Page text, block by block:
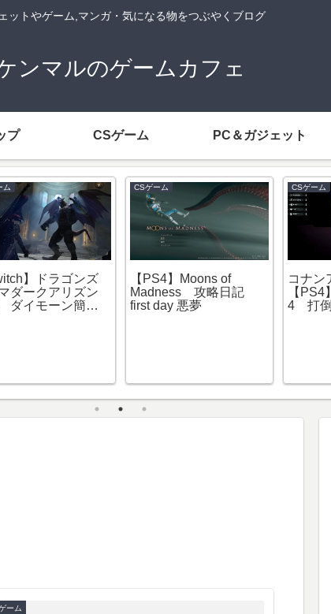
ットやゲーム,マンガ・気になる物をつぶやくブログ
ンマルのゲームカフェ
プ CSゲーム PC＆ガジェット
CSゲーム
【Switch】ドラゴンズ
ドグマダークアリズン
攻略【ニンテンドース
CSゲーム
【Switch】ドラゴンズ
ドグマダークアリズン
攻略【DDDA】オススメ
ーム